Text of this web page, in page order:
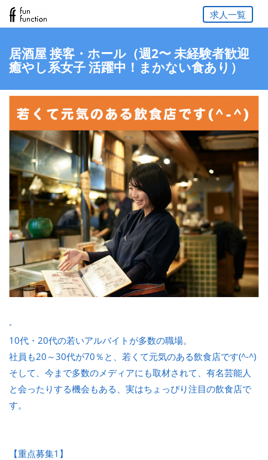
求人一覧
居酒屋 接客・ホール（週2〜 未経験者歓迎
癒やし系女子 活躍中！まかない食あり）
-
10代・20代の若いアルバイトが多数の職場。
社員も20～30代が70％と、若くて元気のある飲食店です(^-^)
そして、今まで多数のメディアにも取材されて、有名芸能人
と会ったりする機会もある、実はちょっぴり注目の飲食店で
す。
【重点募集1】